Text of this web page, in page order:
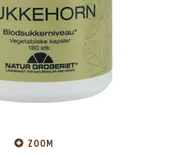
ZOOM